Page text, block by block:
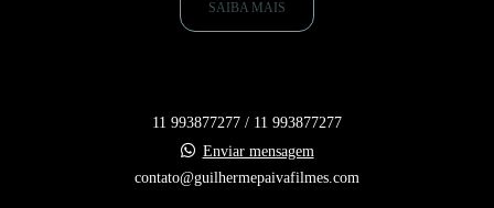
SAIBA MAIS
11 993877277 / 11 993877277
Enviar mensagem
contato@guilhermepaivafilmes.com